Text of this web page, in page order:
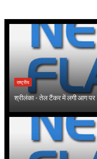
राष्ट्रीय
श्रीलंका - तेल टैंकर में लगी आग पर